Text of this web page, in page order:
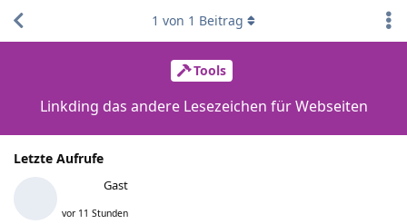
Tools
Linkding das andere Lesezeichen für Webseiten
Letzte Aufrufe
Gast
vor 11 Stunden
1 von 1 Beitrag